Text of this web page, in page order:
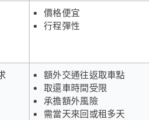
價格便宜
行程彈性
額外交通往返取車點
取還車時間受限
承擔額外風險
需當天來回或租多天